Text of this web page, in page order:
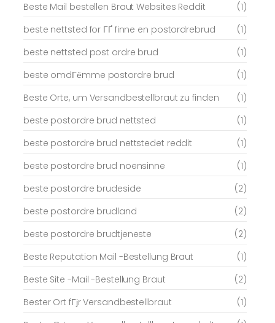
Beste Mail bestellen Braut Websites Reddit
(1)
beste nettsted for ГҐ finne en postordrebrud
(1)
beste nettsted post ordre brud
(1)
beste omdГёmme postordre brud
(1)
Beste Orte, um Versandbestellbraut zu finden
(1)
beste postordre brud nettsted
(1)
beste postordre brud nettstedet reddit
(1)
beste postordre brud noensinne
(1)
beste postordre brudeside
(2)
beste postordre brudland
(2)
beste postordre brudtjeneste
(2)
Beste Reputation Mail -Bestellung Braut
(1)
Beste Site -Mail -Bestellung Braut
(2)
Bester Ort fГјr Versandbestellbraut
(1)